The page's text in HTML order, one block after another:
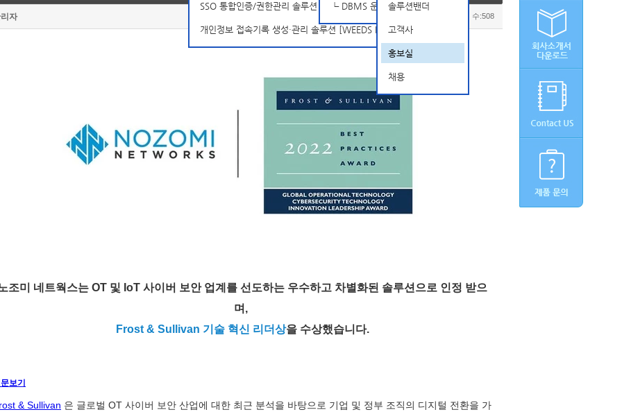
SSO 통합인증/권한관리 솔루션 [INISAFE Nexess]
개인정보 접속기록 생성·관리 솔루션 [WEEDS BlackBox Suite]
┗ DBMS 운영 관리 서비스
솔루션밴더
고객사
홍보실
채용
자 조회 수:508
조미 네트웍스는 OT 및 IoT 사이버 보안 업계를 선도하는 우수하고 차별화된 솔루션으로 인정 받으
며,
Frost & Sullivan 기술 혁신 리더상을 수상했습니다.
보기
& Sullivan 은 글로벌 OT 사이버 보안 산업에 대한 최근 분석을 바탕으로 기업 및 정부 조직의 디지털 전환을 가